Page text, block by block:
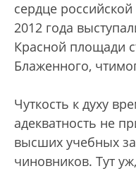
сердце
2012 года
Красной площади
Блаженного,
Чуткость к духу
адекватность не
высших учебных
чиновников. Тут